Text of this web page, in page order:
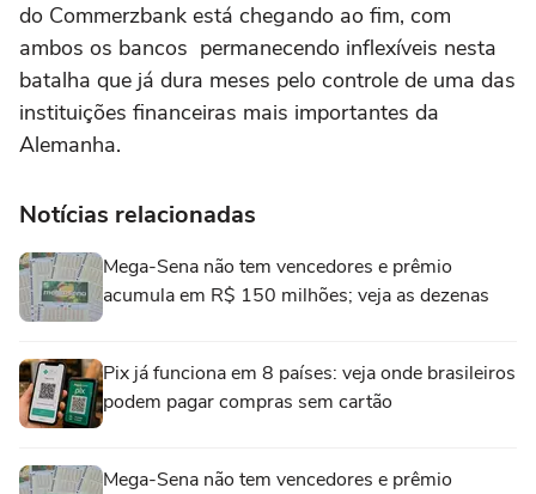
do Commerzbank está chegando ao fim, com
ambos os bancos permanecendo inflexíveis nesta
batalha que ⁠já dura meses pelo controle de uma das
instituições financeiras mais importantes da
‌Alemanha.
Notícias relacionadas
Mega-Sena não tem vencedores e prêmio
acumula em R$ 150 milhões; veja as dezenas
Pix já funciona em 8 países: veja onde brasileiros
podem pagar compras sem cartão
Mega-Sena não tem vencedores e prêmio